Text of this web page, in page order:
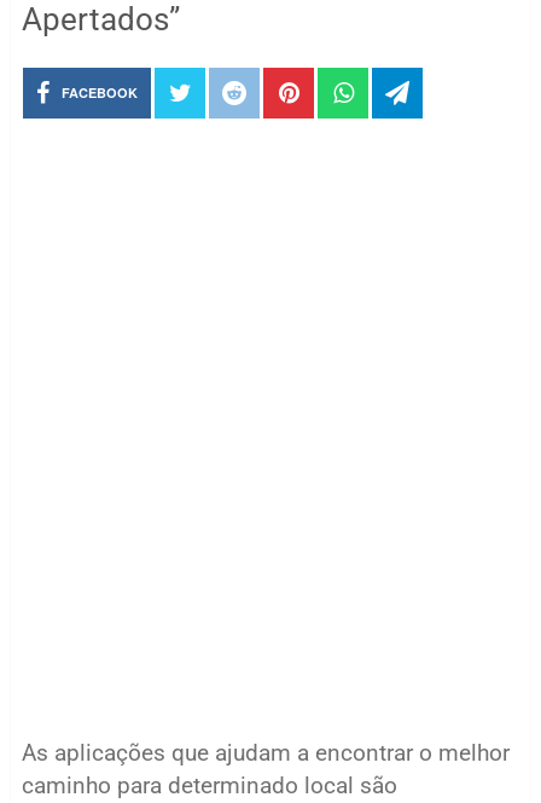
Apertados”
FACEBOOK
As aplicações que ajudam a encontrar o melhor
caminho para determinado local são